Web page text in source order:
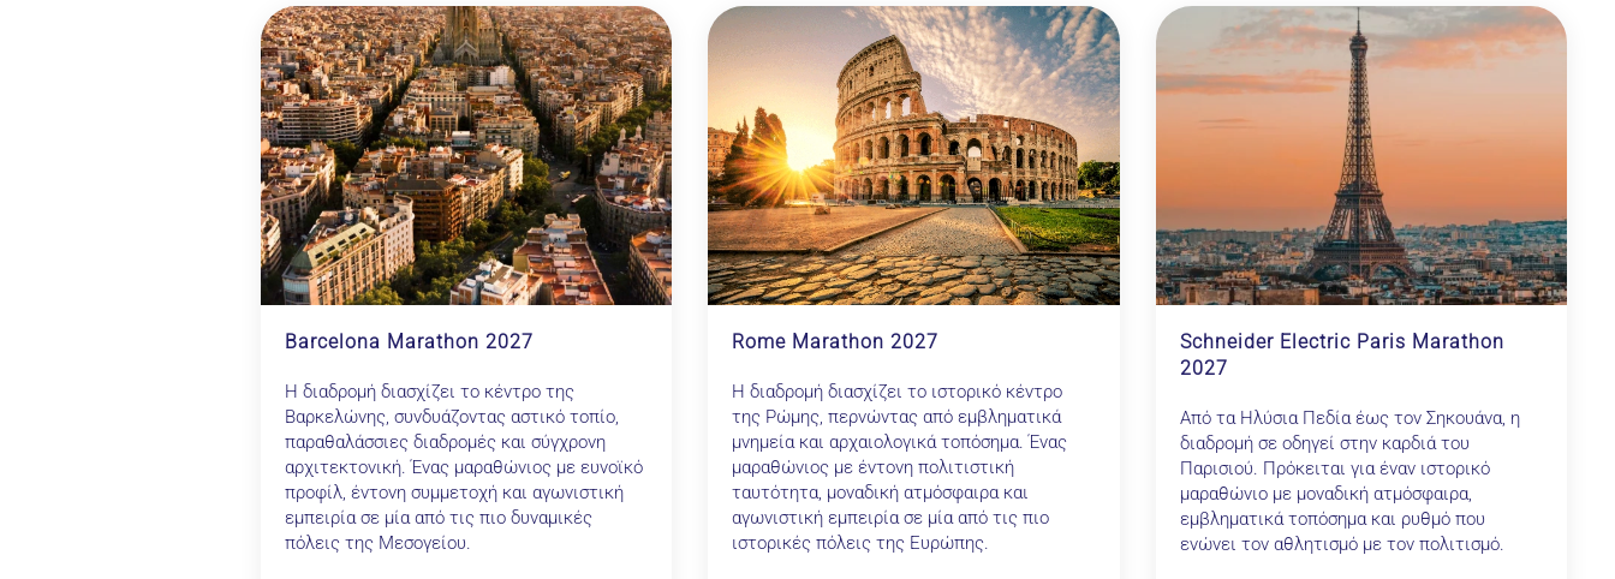
Barcelona Marathon 2027
Η διαδρομή διασχίζει το κέντρο της
Βαρκελώνης, συνδυάζοντας αστικό τοπίο,
παραθαλάσσιες διαδρομές και σύγχρονη
αρχιτεκτονική. Ένας μαραθώνιος με ευνοϊκό
προφίλ, έντονη συμμετοχή και αγωνιστική
εμπειρία σε μία από τις πιο δυναμικές
πόλεις της Μεσογείου.
Rome Marathon 2027
Η διαδρομή διασχίζει το ιστορικό κέντρο
της Ρώμης, περνώντας από εμβληματικά
μνημεία και αρχαιολογικά τοπόσημα. Ένας
μαραθώνιος με έντονη πολιτιστική
ταυτότητα, μοναδική ατμόσφαιρα και
αγωνιστική εμπειρία σε μία από τις πιο
ιστορικές πόλεις της Ευρώπης.
Schneider Electric Paris Marathon
2027
Από τα Ηλύσια Πεδία έως τον Σηκουάνα, η
διαδρομή σε οδηγεί στην καρδιά του
Παρισιού. Πρόκειται για έναν ιστορικό
μαραθώνιο με μοναδική ατμόσφαιρα,
εμβληματικά τοπόσημα και ρυθμό που
ενώνει τον αθλητισμό με τον πολιτισμό.